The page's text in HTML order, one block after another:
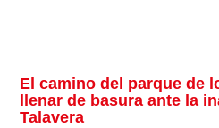
El camino del parque de
llenar de basura ante la
Talavera